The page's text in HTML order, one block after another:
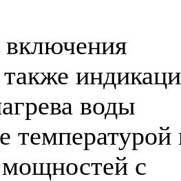
воды
температурой
с